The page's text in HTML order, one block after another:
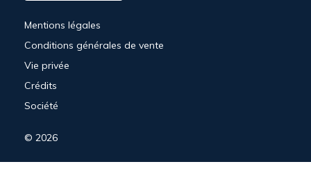
Mentions légales
Conditions générales de vente
Vie privée
Crédits
Société
© 2026